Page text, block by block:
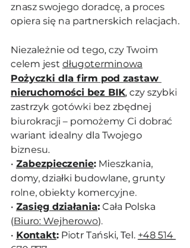
znasz swojego doradcę, a proces
opiera się na partnerskich relacjach.
Niezależnie od tego, czy Twoim
celem jest długoterminowa
Pożyczki dla firm pod zastaw
nieruchomości bez BIK, czy szybki
zastrzyk gotówki bez zbędnej
biurokracji – pomożemy Ci dobrać
wariant idealny dla Twojego
biznesu.
• Zabezpieczenie: Mieszkania,
domy, działki budowlane, grunty
rolne, obiekty komercyjne.
• Zasięg działania: Cała Polska
(Biuro: Wejherowo).
• Kontakt: Piotr Tański, Tel. +48 514